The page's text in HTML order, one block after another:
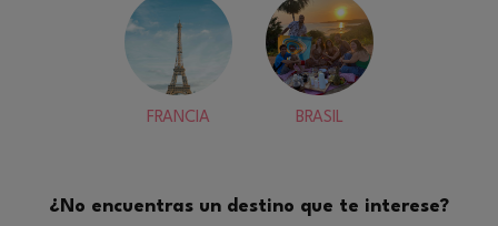
FRANCIA BRASIL
¿No encuentras un destino que te interese?